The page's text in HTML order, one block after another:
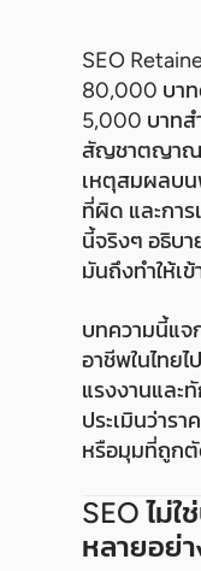
SEO
80,000 บา
5,000 บาทส
สัญชาตญาณ
เหตุสมผลบ
ที่ผิด และการ
นี้จริงๆ อธิบ
มันถึงทำให้เข้
บทความนี้แจ
อาชีพในไทยไ
แรงงานและ
ประเมินว่าร
หรือมุมที่ถูก
SEO ไม่
หลายอย่